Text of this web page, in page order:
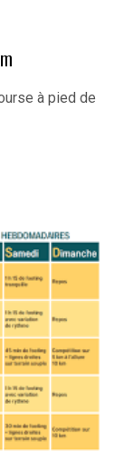
à pied de